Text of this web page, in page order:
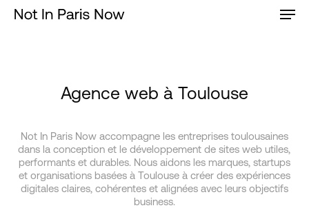
Agence web à Toulouse
Not In Paris Now accompagne les entreprises toulousaines
dans la conception et le développement de sites web utiles,
performants et durables. Nous aidons les marques, startups
et organisations basées à Toulouse à créer des expériences
digitales claires, cohérentes et alignées avec leurs objectifs
business.